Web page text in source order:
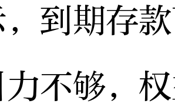
到期存
力不够，